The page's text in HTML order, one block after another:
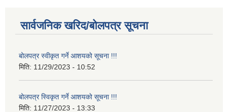
सार्वजनिक खरिद/बोलपत्र सूचना
बोलपत्र स्वीकृत गर्ने आशयको सूचना !!!
मिति: 11/29/2023 - 10:52
बोलपत्र स्विकृत गर्ने आशयको सूचना !!!
मिति: 11/27/2023 - 13:33